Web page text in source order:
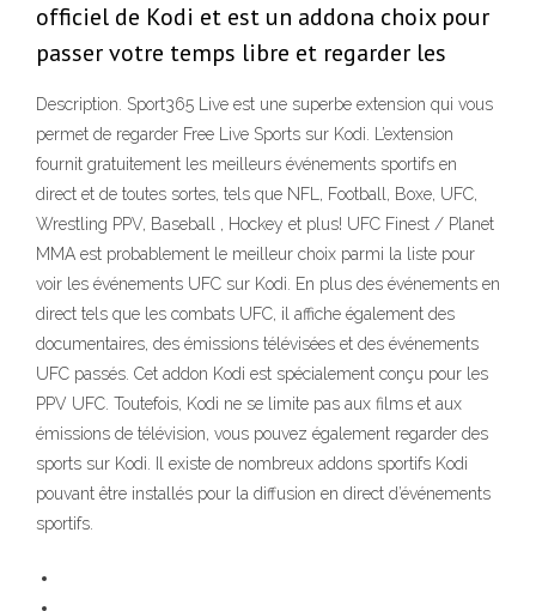
officiel de Kodi et est un addona choix pour
passer votre temps libre et regarder les
Description. Sport365 Live est une superbe extension qui vous
permet de regarder Free Live Sports sur Kodi. L’extension
fournit gratuitement les meilleurs événements sportifs en
direct et de toutes sortes, tels que NFL, Football, Boxe, UFC,
Wrestling PPV, Baseball , Hockey et plus! UFC Finest / Planet
MMA est probablement le meilleur choix parmi la liste pour
voir les événements UFC sur Kodi. En plus des événements en
direct tels que les combats UFC, il affiche également des
documentaires, des émissions télévisées et des événements
UFC passés. Cet addon Kodi est spécialement conçu pour les
PPV UFC. Toutefois, Kodi ne se limite pas aux films et aux
émissions de télévision, vous pouvez également regarder des
sports sur Kodi. Il existe de nombreux addons sportifs Kodi
pouvant être installés pour la diffusion en direct d’événements
sportifs.